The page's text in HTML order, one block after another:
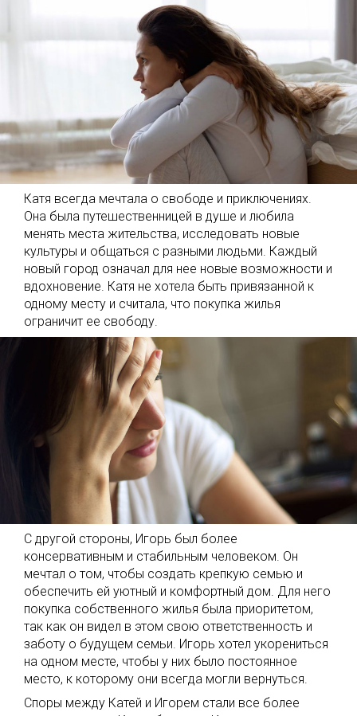
Катя всегда мечтала о свободе и приключениях.
Она была путешественницей в душе и любила
менять места жительства, исследовать новые
культуры и общаться с разными людьми. Каждый
новый город означал для нее новые возможности и
вдохновение. Катя не хотела быть привязанной к
одному месту и считала, что покупка жилья
ограничит ее свободу.
С другой стороны, Игорь был более
консервативным и стабильным человеком. Он
мечтал о том, чтобы создать крепкую семью и
обеспечить ей уютный и комфортный дом. Для него
покупка собственного жилья была приоритетом,
так как он видел в этом свою ответственность и
заботу о будущем семьи. Игорь хотел укорениться
на одном месте, чтобы у них было постоянное
место, к которому они всегда могли вернуться.
Споры между Катей и Игорем стали все более